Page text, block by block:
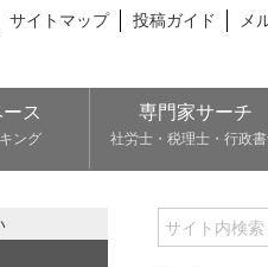
サイトマップ 投稿ガイド メ
ス
ング
専門家サーチ
社労士・税理士・行政